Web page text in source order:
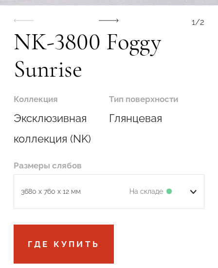
1/2
NK-3800 Foggy
Sunrise
Коллекция
Эксклюзивная
коллекция (NK)
Тип поверхности
Глянцевая
Размеры слябов
3680 x 760 x 12 мм На складе
ГДЕ КУПИТЬ
Подтвердите, что вы не робот
ОТПРАВИТЬ ЗАЯВКУ
Подтвердите, что вы не робот
Подтвердите, что вы не робот